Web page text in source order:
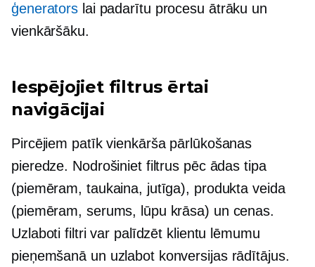
ģenerators lai padarītu procesu ātrāku un
vienkāršāku.
Iespējojiet filtrus ērtai
navigācijai
Pircējiem patīk vienkārša pārlūkošanas
pieredze. Nodrošiniet filtrus pēc ādas tipa
(piemēram, taukaina, jutīga), produkta veida
(piemēram, serums, lūpu krāsa) un cenas.
Uzlaboti filtri var palīdzēt klientu lēmumu
pieņemšanā un uzlabot konversijas rādītājus.